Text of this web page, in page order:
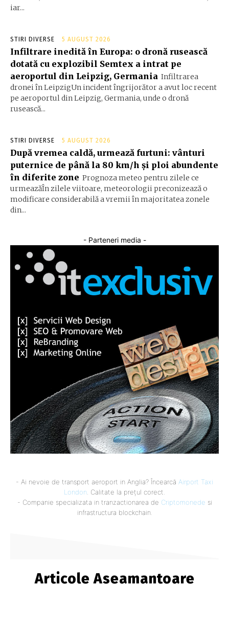
iar...
STIRI DIVERSE 5 AUGUST 2026
Infiltrare inedită în Europa: o dronă rusească
dotată cu explozibil Semtex a intrat pe
aeroportul din Leipzig, Germania Infiltrarea
dronei în LeipzigUn incident îngrijorător a avut loc recent
pe aeroportul din Leipzig, Germania, unde o dronă
rusească...
STIRI DIVERSE 5 AUGUST 2026
După vremea caldă, urmează furtuni: vânturi
puternice de până la 80 km/h și ploi abundente
în diferite zone Prognoza meteo pentru zilele ce
urmeazăÎn zilele viitoare, meteorologii preconizează o
modificare considerabilă a vremii în majoritatea zonele
din...
- Parteneri media -
- Ai nevoie de transport aeroport in Anglia? Încearcă Airport Taxi
London. Calitate la prețul corect.
- Companie specializata in tranzactionarea de Criptomonede si
infrastructura blockchain.
Articole Aseamantoare